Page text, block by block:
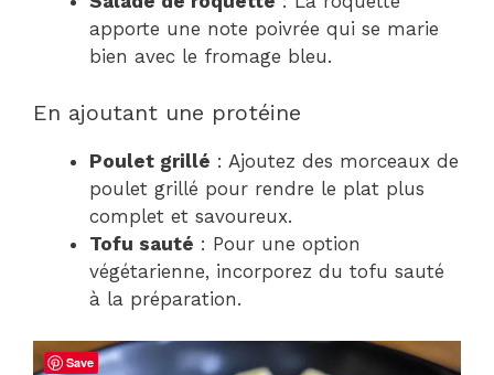
apporte une note poivrée qui se marie
bien avec le fromage bleu.
En ajoutant une protéine
Poulet grillé : Ajoutez des morceaux de
poulet grillé pour rendre le plat plus
complet et savoureux.
Tofu sauté : Pour une option
végétarienne, incorporez du tofu sauté
à la préparation.
Save